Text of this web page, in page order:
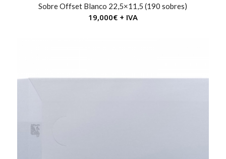
Sobre Offset Blanco 22,5×11,5 (190 sobres)
19,000€+ IVA